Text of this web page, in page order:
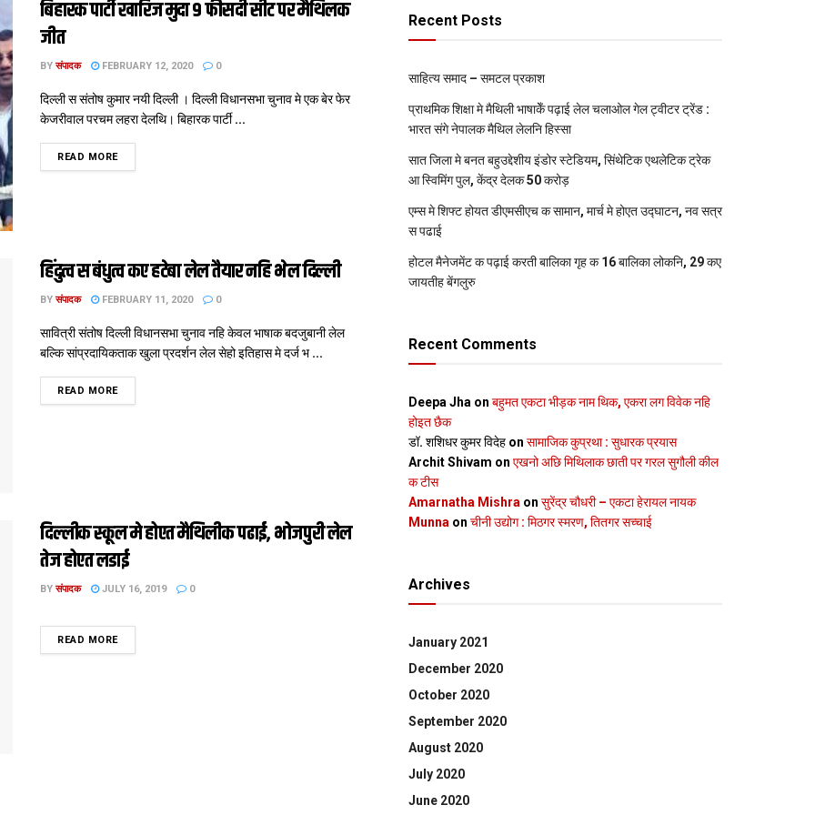
बिहारक पार्टी खारिज मुदा 9 फीसदी सीट पर मैथिलक
जीत
BY संपादक FEBRUARY 12, 2020 0
दिल्‍ली स संतोष कुमार नयी दिल्‍ली । दिल्ली विधानसभा चुनाव मे एक बेर फेर
केजरीवाल परचम लहरा देलथि। बिहारक पार्टी ...
READ MOREDETAILS
हिंदुत्व स बंधुत्व कए हटेबा लेल तैयार नहि भेल दिल्ली‍
BY संपादक FEBRUARY 11, 2020 0
सावित्री संतोष दिल्‍ली विधानसभा चुनाव नहि केवल भाषाक बदजुबानी लेल
बल्कि सांप्रदायिकताक खुला प्रदर्शन लेल सेहो इतिहास मे दर्ज भ ...
READ MOREDETAILS
दिल्लीक स्कूल मे होएत मैथिलीक पढाई, भोजपुरी लेल
तेज होएत लडाई
BY संपादक JULY 16, 2019 0
READ MOREDETAILS
Recent Posts
साहित्य समाद – समटल प्रकाश
प्राथमिक शि‍क्षा मे मैथि‍ली भाषाकेँ पढ़ाई लेल चलाओल गेल ट्वीटर ट्रेंड :
भारत संगे नेपालक मैथिल लेलनि हिस्सा
सात जिला मे बनत बहुउद्देशीय इंडोर स्‍टेडि‍यम, सिंथेटिक एथलेटिक ट्रेक
आ स्विमिंग पुल, केंद्र देलक 50 करोड़
एम्स मे शिफ्ट होयत डीएमसीएच क सामान, मार्च मे होएत उद्घाटन, नव सत्र
स पढाई
होटल मैनेजमेंट क पढ़ाई करती बालिका गृह क 16 बालिका लोकनि, 29 कए
जायतीह बेंगलुरु
Recent Comments
Deepa Jha on बहुमत एकटा भीड़क नाम थिक, एकरा लग विवेक नहि
होइत छैक
डॉ. शशिधर कुमर विदेह on सामाजिक कुप्रथा : सुधारक प्रयास
Archit Shivam on एखनो अछि मिथिलाक छाती पर गरल सुगौली कील
क टीस
Amarnatha Mishra on सुरेंद्र चौधरी – एकटा हेरायल नायक
Munna on चीनी उद्योग : मिठगर स्‍मरण, तितगर सच्‍चाई
Archives
January 2021
December 2020
October 2020
September 2020
August 2020
July 2020
June 2020